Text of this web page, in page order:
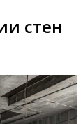
стен